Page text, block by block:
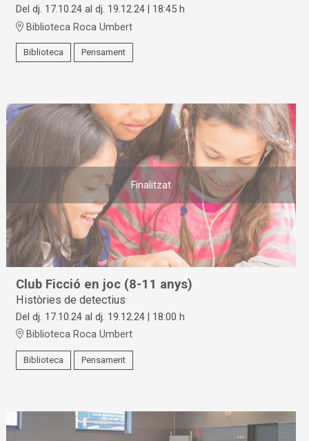
Del dj. 17.10.24 al dj. 19.12.24
18:45 h
Biblioteca Roca Umbert
Biblioteca Pensament
Finalitzat
Club Ficció en joc (8-11 anys)
Històries de detectius
Del dj. 17.10.24 al dj. 19.12.24 | 18:00 h
Biblioteca Roca Umbert
Biblioteca Pensament